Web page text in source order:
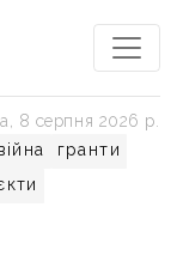
гранти
8 серпня 2026 р.